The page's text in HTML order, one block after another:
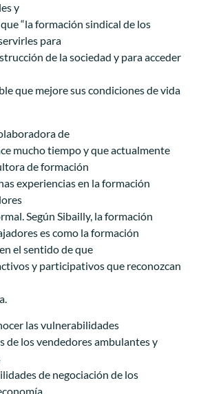
y
“la formación sindical de los
para
de la sociedad y para acceder
que mejore sus condiciones de vida
de
mucho tiempo y que actualmente
de formación
experiencias en la formación
Según Sibailly, la formación
es como la formación
el sentido de que
y participativos que reconozcan
las vulnerabilidades
de los vendedores ambulantes y
de negociación de los